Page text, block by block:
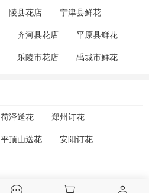
陵县花店 宁津县鲜花
齐河县花店 平原县鲜花
乐陵市花店 禹城市鲜花
荷泽送花 郑州订花
平顶山送花 安阳订花